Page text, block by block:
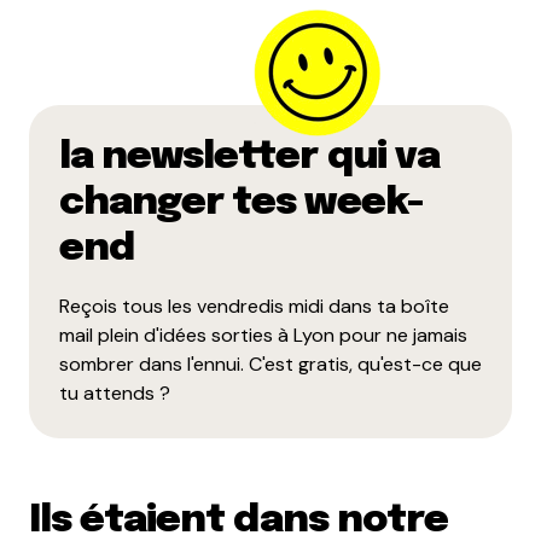
la descente, ça coupe pas mal dans les bois non ?
« Le Jardin des Curiosités : Une vue plongeante sur
les toits de Saint-Paul ? » Il fallait lire St Georges,
parce que St Paul étant derrière Fourvière, pas
16 février 2012 à 21 h 50 min
Répondre
Arg décidément je devrais me relire !!
oui bien
Camille d'Essayage
16 février 2012 à 23 h 08 min
Répondre
la newsletter qui va
changer tes week-
end
Reçois tous les vendredis midi dans ta boîte
mail plein d'idées sorties à Lyon pour ne jamais
sombrer dans l'ennui. C'est gratis, qu'est-ce que
tu attends ?
Ils étaient dans notre